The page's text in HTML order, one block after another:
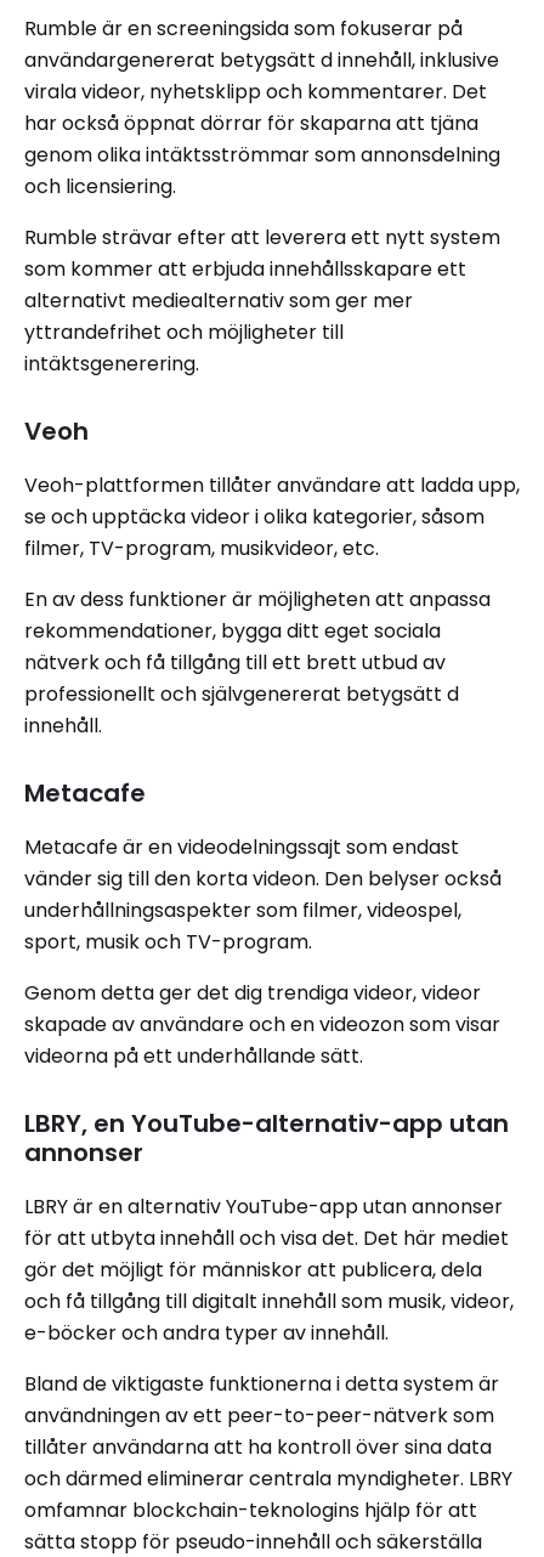
Rumble är en screeningsida som fokuserar på
användargenererat betygsätt d innehåll, inklusive
virala videor, nyhetsklipp och kommentarer. Det
har också öppnat dörrar för skaparna att tjäna
genom olika intäktsströmmar som annonsdelning
och licensiering.
Rumble strävar efter att leverera ett nytt system
som kommer att erbjuda innehållsskapare ett
alternativt mediealternativ som ger mer
yttrandefrihet och möjligheter till
intäktsgenerering.
Veoh
Veoh-plattformen tillåter användare att ladda upp,
se och upptäcka videor i olika kategorier, såsom
filmer, TV-program, musikvideor, etc.
En av dess funktioner är möjligheten att anpassa
rekommendationer, bygga ditt eget sociala
nätverk och få tillgång till ett brett utbud av
professionellt och självgenererat betygsätt d
innehåll.
Metacafe
Metacafe är en videodelningssajt som endast
vänder sig till den korta videon. Den belyser också
underhållningsaspekter som filmer, videospel,
sport, musik och TV-program.
Genom detta ger det dig trendiga videor, videor
skapade av användare och en videozon som visar
videorna på ett underhållande sätt.
LBRY, en YouTube-alternativ-app utan
annonser
LBRY är en alternativ YouTube-app utan annonser
för att utbyta innehåll och visa det. Det här mediet
gör det möjligt för människor att publicera, dela
och få tillgång till digitalt innehåll som musik, videor,
e-böcker och andra typer av innehåll.
Bland de viktigaste funktionerna i detta system är
användningen av ett peer-to-peer-nätverk som
tillåter användarna att ha kontroll över sina data
och därmed eliminerar centrala myndigheter. LBRY
omfamnar blockchain-teknologins hjälp för att
sätta stopp för pseudo-innehåll och säkerställa